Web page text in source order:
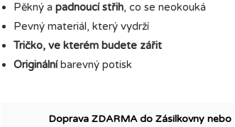
Pěkný a padnoucí střih, co se neokouká
Pevný materiál, který vydrží
Tričko, ve kterém budete zářit
Originálníbarevný potisk
Doprava ZDARMA do Zásilkovny nebo